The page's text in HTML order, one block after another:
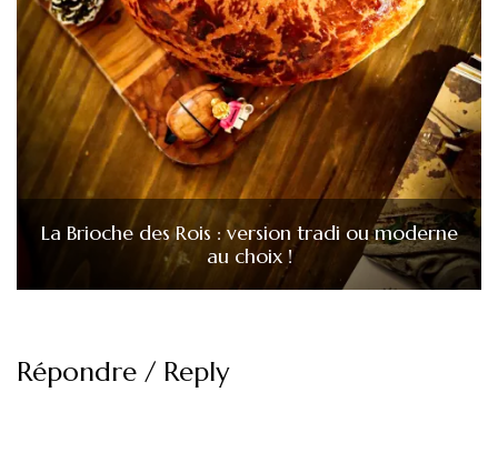
La Brioche des Rois : version tradi ou moderne
au choix !
Répondre / Reply